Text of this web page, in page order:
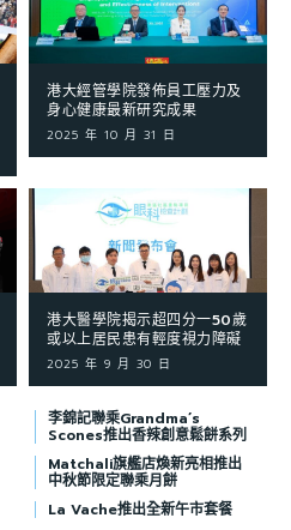
港大經管學院發佈員工壓力及
身心健康最新研究成果
2025 年 10 月 31 日
港大醫學院揭示超四分一50歲
或以上居民患有輕度視力障礙
2025 年 9 月 30 日
李錦記聯乘Grandma’s
Scones推出香辣創意鬆餅系列
Matchali旗艦店煥新亮相推出
中秋節限定聯乘月餅
La Vache推出全新午市套餐